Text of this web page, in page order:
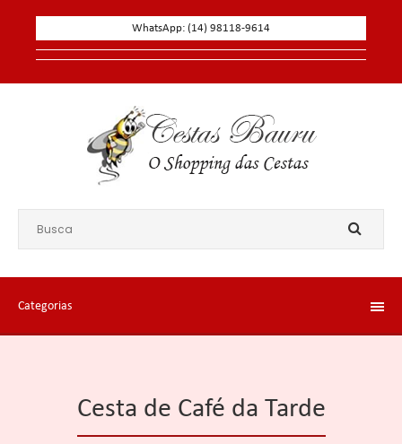
WhatsApp: (14) 98118-9614
Categorias
Cesta de Café da Tarde